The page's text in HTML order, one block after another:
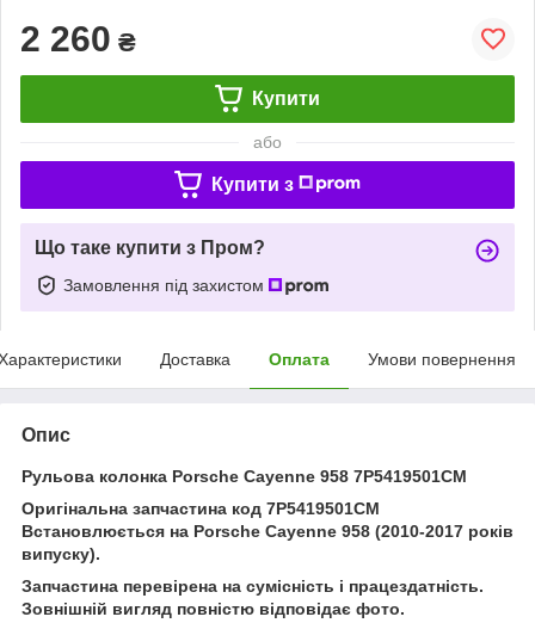
2 260 ₴
Купити
або
Купити з
Що таке купити з Пром?
Замовлення під захистом
Доставка Оплата Умови повернення
Опис
Рульова колонка Porsche Cayenne 958 7P5419501CM
Оригінальна запчастина код 7P5419501CM
Встановлюється на Porsche Cayenne 958 (2010-2017 років
випуску).
Запчастина перевірена на сумісність і працездатність.
Зовнішній вигляд повністю відповідає фото.